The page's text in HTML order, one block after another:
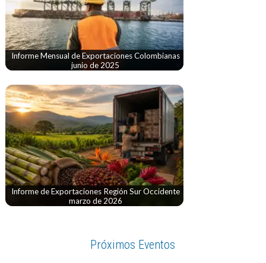
Informe Mensual de Exportaciones Colombianas
junio de 2025
Informe de Exportaciones Región Sur Occidente
marzo de 2026
Próximos Eventos